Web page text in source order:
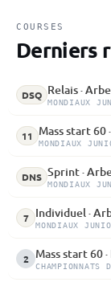
COURSES
Derniers
DSQ Relais ·
MONDIAUX
11 Mass start 60
MONDIAUX
DNS Sprint ·
MONDIAUX
7 Individuel ·
MONDIAUX
2 Mass start 60